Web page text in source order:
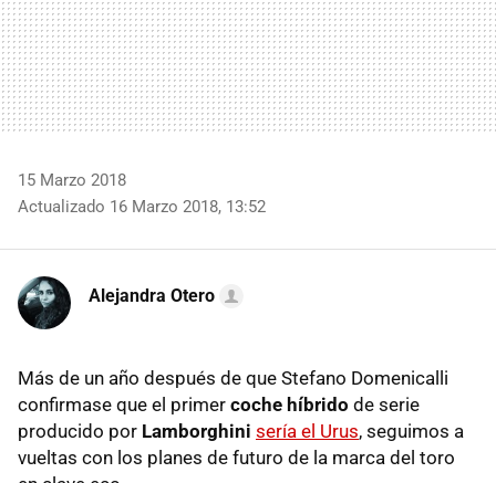
15 Marzo 2018
Actualizado 16 Marzo 2018, 13:52
Alejandra Otero
Más de un año después de que Stefano Domenicalli
confirmase que el primer coche híbrido de serie
producido por Lamborghini sería el Urus, seguimos a
vueltas con los planes de futuro de la marca del toro